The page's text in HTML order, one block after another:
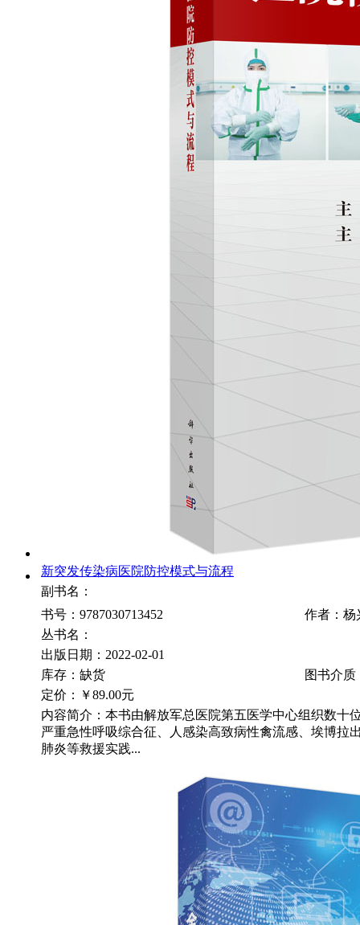
新突发传染病医院防控模式与流程
副书名：
书号：9787030713452
作者：杨
丛书名：
出版日期：2022-02-01
库存：缺货
图书介质
定价：
￥89.00元
内容简介：本书由解放军总医院第五医学中心组织数十
严重急性呼吸综合征、人感染高致病性禽流感、埃博拉
肺炎等救援实践...